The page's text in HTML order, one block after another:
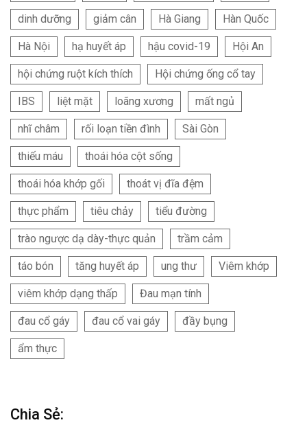
dinh dưỡng giảm cân Hà Giang Hàn Quốc
Hà Nội hạ huyết áp hậu covid-19 Hội An
hội chứng ruột kích thích Hội chứng ống cổ tay
IBS liệt mặt loãng xương mất ngủ
nhĩ châm rối loạn tiền đình Sài Gòn
thiếu máu thoái hóa cột sống
thoái hóa khớp gối thoát vị đĩa đệm
thực phẩm tiêu chảy tiểu đường
trào ngược dạ dày-thực quản trầm cảm
táo bón tăng huyết áp ung thư Viêm khớp
viêm khớp dạng thấp Đau mạn tính
đau cổ gáy đau cổ vai gáy đầy bụng
ẩm thực
Chia Sẻ: